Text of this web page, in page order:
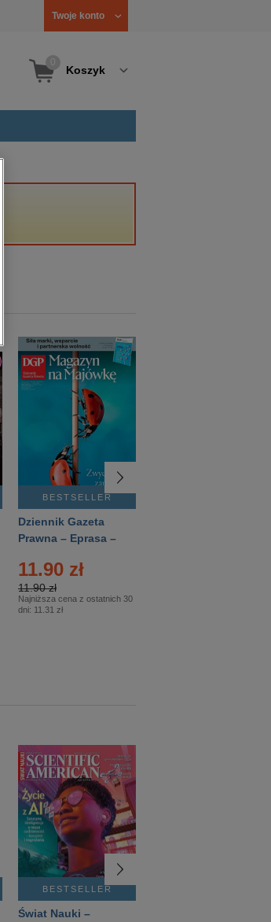
Twoje konto
Koszyk
BESTSELLER
Dziennik Gazeta
Prawna – Eprasa –
11.90 zł
11.90 zł
Najniższa cena z ostatnich 30
dni: 11.31 zł
BESTSELLER
Świat Nauki –